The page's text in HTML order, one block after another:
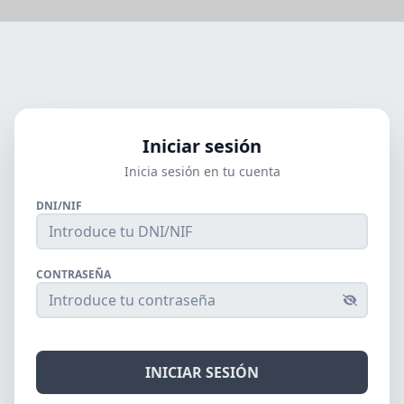
Iniciar sesión
Inicia sesión en tu cuenta
DNI/NIF
CONTRASEÑA
INICIAR SESIÓN